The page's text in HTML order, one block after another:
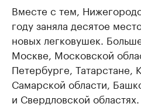
Вместе с тем,
году заняла десятое
новых легковушек.
Москве, Московской
Петербурге, Татарстане,
Самарской области,
и Свердловской областях.